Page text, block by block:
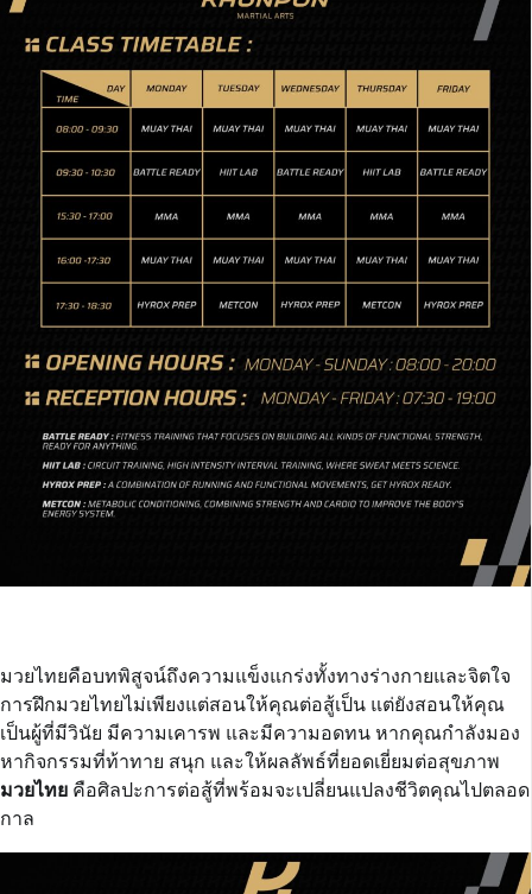
มวยไทยคือบทพิสูจน์ถึงความแข็งแกร่งทั้งทางร่างกายและจิตใจ
การฝึกมวยไทยไม่เพียงแต่สอนให้คุณต่อสู้เป็น แต่ยังสอนให้คุณ
เป็นผู้ที่มีวินัย มีความเคารพ และมีความอดทน หากคุณกำลังมอง
หากิจกรรมที่ท้าทาย สนุก และให้ผลลัพธ์ที่ยอดเยี่ยมต่อสุขภาพ
มวยไทย คือศิลปะการต่อสู้ที่พร้อมจะเปลี่ยนแปลงชีวิตคุณไปตลอด
กาล